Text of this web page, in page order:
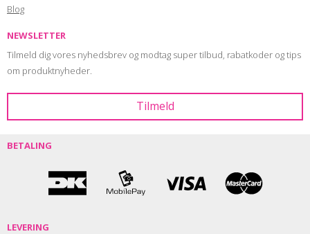
Blog
NEWSLETTER
Tilmeld dig vores nyhedsbrev og modtag super tilbud, rabatkoder og tips
om produktnyheder.
BETALING
LEVERING